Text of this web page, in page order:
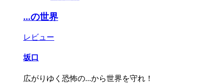
...の世界
レビュー
坂口
広がりゆく恐怖の...から世界を守れ！